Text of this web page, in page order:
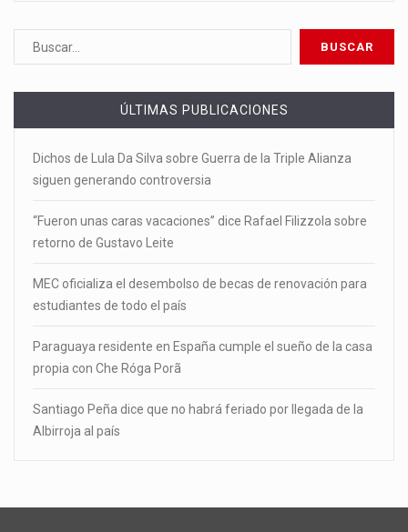
ÚLTIMAS PUBLICACIONES
Dichos de Lula Da Silva sobre Guerra de la Triple Alianza
siguen generando controversia
“Fueron unas caras vacaciones” dice Rafael Filizzola sobre
retorno de Gustavo Leite
MEC oficializa el desembolso de becas de renovación para
estudiantes de todo el país
Paraguaya residente en España cumple el sueño de la casa
propia con Che Róga Porã
Santiago Peña dice que no habrá feriado por llegada de la
Albirroja al país